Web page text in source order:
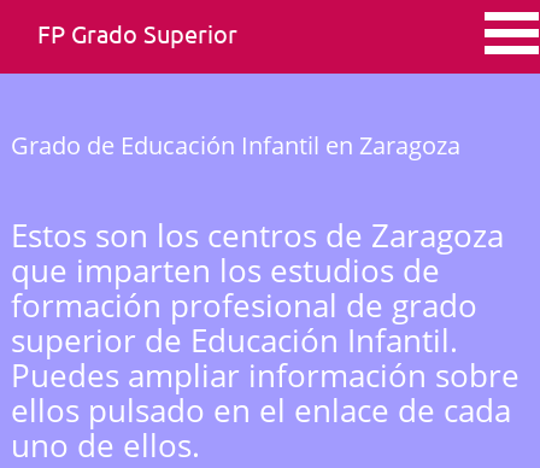
FP Grado Superior
Grado de Educación Infantil en Zaragoza
Estos son los centros de Zaragoza
que imparten los estudios de
formación profesional de grado
superior de Educación Infantil.
Puedes ampliar información sobre
ellos pulsado en el enlace de cada
uno de ellos.